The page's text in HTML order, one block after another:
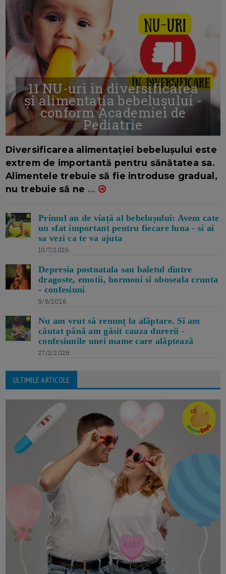
11 NU-uri in diversificarea
și alimentația bebelușului -
conform Academiei de
Pediatrie
Diversificarea alimentației bebelușului este
extrem de importantă pentru sănătatea sa.
Alimentele trebuie să fie introduse gradual,
nu trebuie să ne ...
Primul an de viață al bebelușului: Avem cate
un sfat important pentru fiecare luna - si ai
sa vezi ca te va ajuta
10/7/2026
Depresia postnatala sau baletul dintre
dragoste, emotii, hormoni si oboseala crunta
- confesiuni
9/6/2026
Nu am vrut să renunț la alăptare. Si am
căutat până am găsit cauza durerii -
confesiunile unei mame care alăptează
27/3/2026
ULTIMILE ARTICOLE